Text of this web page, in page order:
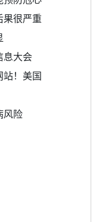
果很严重
息大会
站！美国
风险